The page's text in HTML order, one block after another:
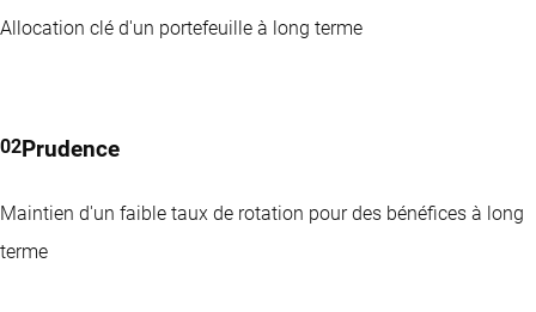
Allocation clé d'un portefeuille à long terme
Prudence
Maintien d'un faible taux de rotation pour des bénéfices à long
terme